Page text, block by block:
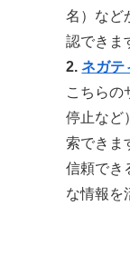
名）など
認できま
2.ネガテ
こちらの
停止など
索できま
信頼でき
な情報を